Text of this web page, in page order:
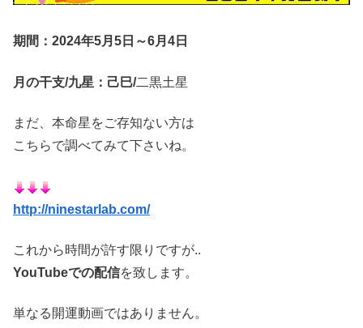
期間：2024年5月5日～6月4日
月の干支/九星：己巳/二黒土星
まだ、本命星をご存知ない方は
こちらで調べてみて下さいね。
http://ninestarlab.com/
これから時間が許す限りですが..
YouTubeでの配信を致します。
単なる開運動画ではありません。